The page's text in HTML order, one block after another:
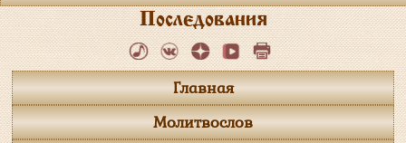
Последования
Главная
Молитвослов